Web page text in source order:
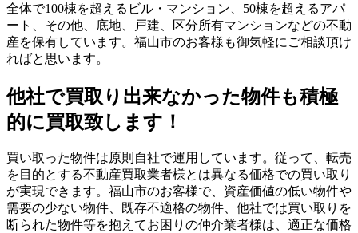
全体で100棟を超えるビル・マンション、50棟を超えるアパ
ート、その他、底地、戸建、区分所有マンションなどの不動
産を保有しています。福山市のお客様も御気軽にご相談頂け
ればと思います。
他社で買取り出来なかった物件も積極
的に買取致します！
買い取った物件は原則自社で運用しています。従って、転売
を目的とする不動産買取業者様とは異なる価格での買い取り
が実現できます。福山市のお客様で、資産価値の低い物件や
需要の少ない物件、既存不適格の物件、他社では買い取りを
断られた物件等を抱えてお困りの仲介業者様は、適正な価格